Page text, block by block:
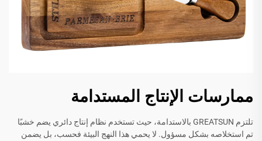
ممارسات الإنتاج المستدامة
تلتزم GREATSUN بالاستدامة، حيث تستخدم نظام إنتاج دائري يضم خشبًا
تم استخلاصه بشكل مسؤول. لا يحمي هذا النهج البيئة فحسب، بل يضمن